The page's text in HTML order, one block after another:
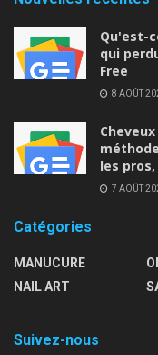
Qu'est-
qui
Free
8 AOÛT
les
7 AOÛT
Catégories
MANUCURE
NAIL ART
Suivez-nous